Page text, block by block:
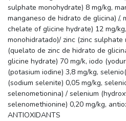
sulphate monohydrate) 8 mg/kg,
manganeso de hidrato de glicina) /,
chelate of glicine hydrate) 12 mg/
monohidratado)/ zinc (zinc sulphate
(quelato de zinc de hidrato de
glicine hydrate) 70 mg/k, iodo
(potasium iodine) 3,8 mg/kg,
(sodium selenite) 0,05 mg/kg,
selenometionina) / selenium
selenomethionine) 0,20 mg/kg,
ANTIOXIDANTS